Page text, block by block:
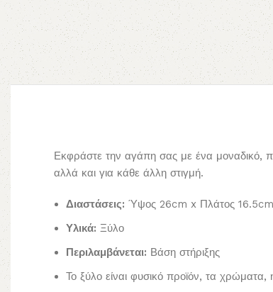
Εκφράστε την αγάπη σας με ένα μοναδικό,
αλλά και για κάθε άλλη στιγμή.
Διαστάσεις: Ύψος 26cm x Πλάτος 16.5cm
Υλικά: Ξύλο
Περιλαμβάνεται: Βάση στήριξης
Το ξύλο είναι φυσικό προϊόν, τα